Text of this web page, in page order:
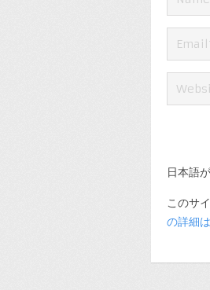
日本語
このサ
の詳細